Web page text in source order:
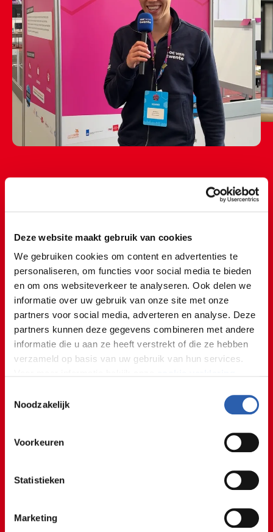
Deze website maakt gebruik van cookies
We gebruiken cookies om content en advertenties te
personaliseren, om functies voor social media te bieden
en om ons websiteverkeer te analyseren. Ook delen we
informatie over uw gebruik van onze site met onze
partners voor social media, adverteren en analyse. Deze
partners kunnen deze gegevens combineren met andere
informatie die u aan ze heeft verstrekt of die ze hebben
verzameld op basis van uw gebruik van hun services.
We werken samen met
die uw gegevens
Noodzakelijk
Voorkeuren
Statistieken
Marketing
fotografie en grafische
vormgeving komen hier perfect
samen.
Studente Naomi
Mediavormgever Sem finalist bij EuroSkills!
Hét EK voor beroepen! 🏆
𝐓𝐡𝐞 𝐫𝐨𝐚𝐝 𝐭𝐨 𝐄𝐮𝐫𝐨𝐬𝐤𝐢𝐥𝐥𝐬 𝐦𝐞𝐭 𝐒𝐞𝐦! 🇳🇱 Tijd om onze
volgende EuroSkills 2025 kandidaat voor te stellen:
Sem Makata, 22 jaar en student Mediavormgever. In
totaal moet Sem 280 trainingsuren maken, hij is dan
🦁✨#mediavormgever
#worldskillsnl